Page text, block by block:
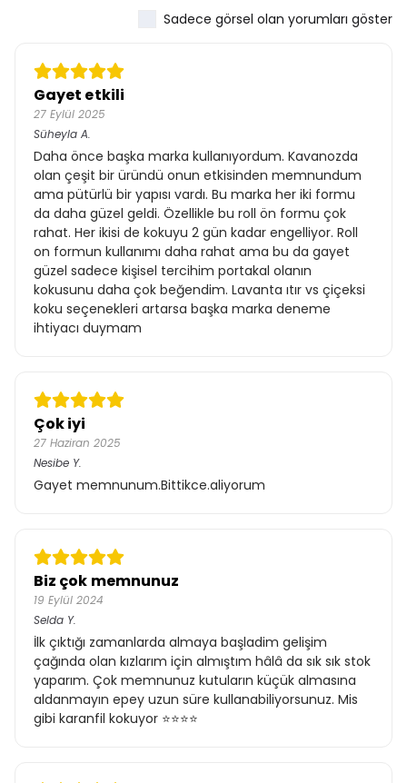
Sadece görsel olan yorumları göster
Gayet etkili
27 Eylül 2025
Süheyla A.
Daha önce başka marka kullanıyordum. Kavanozda
olan çeşit bir üründü onun etkisinden memnundum
ama pütürlü bir yapısı vardı. Bu marka her iki formu
da daha güzel geldi. Özellikle bu roll ön formu çok
rahat. Her ikisi de kokuyu 2 gün kadar engelliyor. Roll
on formun kullanımı daha rahat ama bu da gayet
güzel sadece kişisel tercihim portakal olanın
kokusunu daha çok beğendim. Lavanta ıtır vs çiçeksi
koku seçenekleri artarsa başka marka deneme
ihtiyacı duymam
Çok iyi
27 Haziran 2025
Nesibe Y.
Gayet memnunum.Bittikce.aliyorum
Biz çok memnunuz
19 Eylül 2024
Selda Y.
İlk çıktığı zamanlarda almaya başladim gelişim
çağında olan kızlarım için almıştım hâlâ da sık sık stok
yaparım. Çok memnunuz kutuların küçük almasına
aldanmayın epey uzun süre kullanabiliyorsunuz. Mis
gibi karanfil kokuyor ⭐⭐⭐⭐